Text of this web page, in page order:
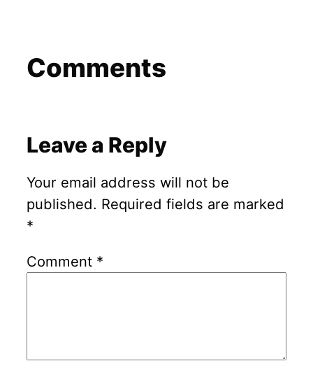
Comments
Leave a Reply
Your email address will not be
published. Required fields are marked
*
Comment *